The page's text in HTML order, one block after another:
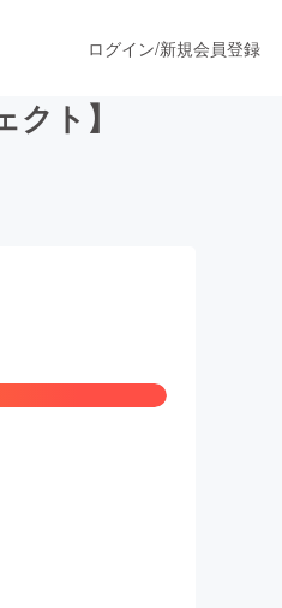
ログイン/新規会員登録
ト】